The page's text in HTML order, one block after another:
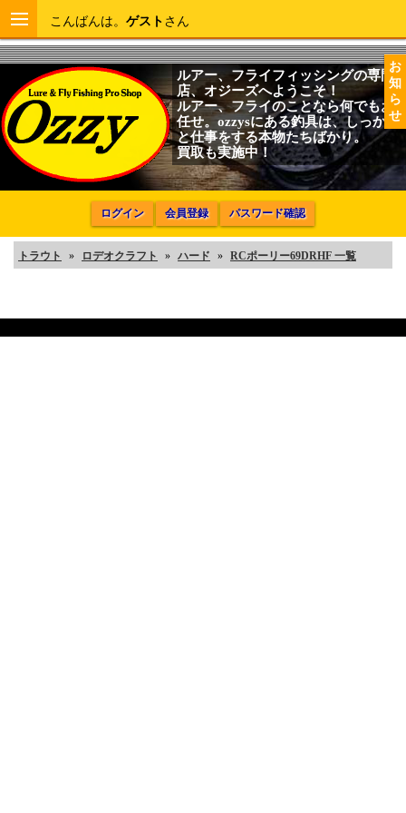
お
知
ら
せ
こんばんは。 ゲスト さん
ルアー、フライフィッシングの専門
店、オジーズへようこそ！
ルアー、フライのことなら何でもお
任せ。ozzysにある釣具は、しっかり
と仕事をする本物たちばかり。
買取も実施中！
ログイン 会員登録 パスワード確認
トラウト » ロデオクラフト » ハード » RCポーリー69DRHF 一覧